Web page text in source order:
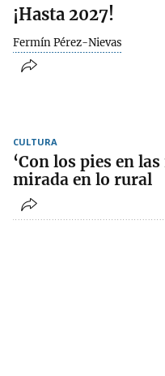
¡Hasta 2027!
Fermín Pérez-Nievas
CULTURA
‘Con los pies en las
mirada en lo rural